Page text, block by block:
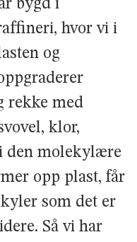
bygd i
hvor vi i
og
rekke med
klor,
den molekylære
opp plast, får
som det er
Så vi har